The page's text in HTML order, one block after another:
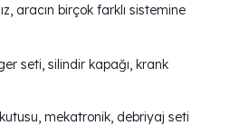
aracın birçok farklı sistemine
seti, silindir kapağı, krank
mekatronik, debriyaj seti